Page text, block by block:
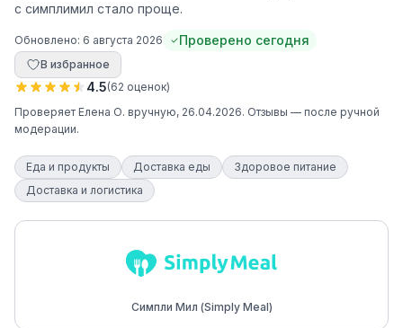
с симплимил стало проще.
Обновлено: 6 августа 2026 Проверено сегодня
В избранное
4.5(62 оценок)
Проверяет Елена О. вручную, 26.04.2026. Отзывы — после ручной
модерации.
Еда и продукты Доставка еды
Здоровое питание
Доставка и логистика
Симпли Мил (Simply Meal)